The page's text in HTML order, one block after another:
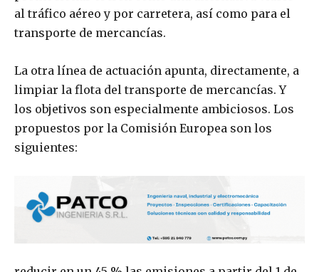
al tráfico aéreo y por carretera, así como para el
transporte de mercancías.
La otra línea de actuación apunta, directamente, a
limpiar la flota del transporte de mercancías. Y
los objetivos son especialmente ambiciosos. Los
propuestos por la Comisión Europea son los
siguientes: